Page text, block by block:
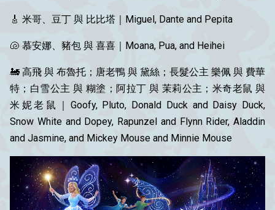
🎸 米哥、豆丁 與 比比塔｜Miguel, Dante and Pepita
🐚 慕安娜、豬包 與 喜喜｜Moana, Pua, and Heihei
🚂 高飛 與 布魯托 ； 唐老鴨 與 黛絲 ；長髮公主 樂佩 與 費華
特； 白雪公主 與 糊塗 ； 阿拉丁 與 茉莉公主 ； 米奇老鼠 與
米妮老鼠
｜Goofy, Pluto, Donald Duck and Daisy Duck,
Snow White and Dopey, Rapunzel and Flynn Rider, Aladdin
and Jasmine, and Mickey Mouse and Minnie Mouse